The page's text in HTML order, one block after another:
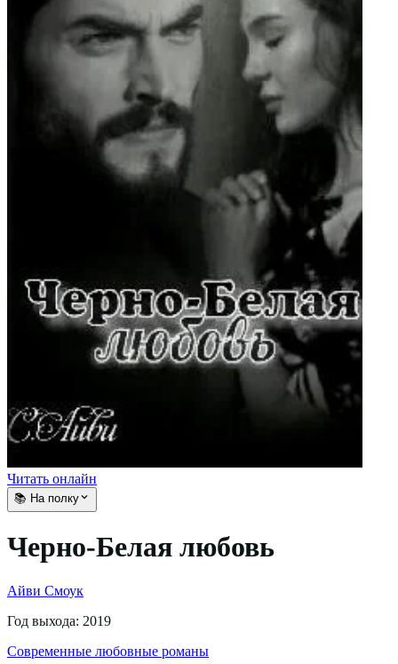
Читать онлайн
📚 На полку
Черно-Белая любовь
Айви Смоук
Год выхода: 2019
Современные любовные романы